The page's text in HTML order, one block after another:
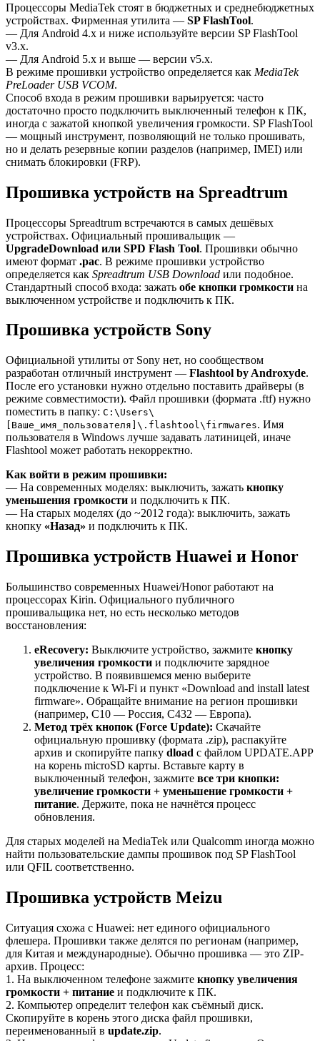
Процессоры MediaTek стоят в бюджетных и среднебюджетных
устройствах. Фирменная утилита — SP FlashTool.
— Для Android 4.x и ниже используйте версии SP FlashTool
v3.x.
— Для Android 5.x и выше — версии v5.x.
В режиме прошивки устройство определяется как MediaTek
PreLoader USB VCOM.
Способ входа в режим прошивки варьируется: часто
достаточно просто подключить выключенный телефон к ПК,
иногда с зажатой кнопкой увеличения громкости. SP FlashTool
— мощный инструмент, позволяющий не только прошивать,
но и делать резервные копии разделов (например, IMEI) или
снимать блокировки (FRP).
Прошивка устройств на Spreadtrum
Процессоры Spreadtrum встречаются в самых дешёвых
устройствах. Официальный прошивальщик —
UpgradeDownload или SPD Flash Tool. Прошивки обычно
имеют формат .pac. В режиме прошивки устройство
определяется как Spreadtrum USB Download или подобное.
Стандартный способ входа: зажать обе кнопки громкости на
выключенном устройстве и подключить к ПК.
Прошивка устройств Sony
Официальной утилиты от Sony нет, но сообществом
разработан отличный инструмент — Flashtool by Androxyde.
После его установки нужно отдельно поставить драйверы (в
режиме совместимости). Файл прошивки (формата .ftf) нужно
поместить в папку: C:\Users\
[Ваше_имя_пользователя]\.flashtool\firmwares. Имя
пользователя в Windows лучше задавать латиницей, иначе
Flashtool может работать некорректно.
Как войти в режим прошивки:
— На современных моделях: выключить, зажать кнопку
уменьшения громкости и подключить к ПК.
— На старых моделях (до ~2012 года): выключить, зажать
кнопку «Назад» и подключить к ПК.
Прошивка устройств Huawei и Honor
Большинство современных Huawei/Honor работают на
процессорах Kirin. Официального публичного
прошивальщика нет, но есть несколько методов
восстановления:
eRecovery: Выключите устройство, зажмите кнопку
увеличения громкости и подключите зарядное
устройство. В появившемся меню выберите
подключение к Wi-Fi и пункт «Download and install latest
firmware». Обращайте внимание на регион прошивки
(например, C10 — Россия, C432 — Европа).
Метод трёх кнопок (Force Update): Скачайте
официальную прошивку (формата .zip), распакуйте
архив и скопируйте папку dload с файлом UPDATE.APP
на корень microSD карты. Вставьте карту в
выключенный телефон, зажмите все три кнопки:
увеличение громкости + уменьшение громкости +
питание. Держите, пока не начнётся процесс
обновления.
Для старых моделей на MediaTek или Qualcomm иногда можно
найти пользовательские дампы прошивок под SP FlashTool
или QFIL соответственно.
Прошивка устройств Meizu
Ситуация схожа с Huawei: нет единого официального
флешера. Прошивки также делятся по регионам (например,
для Китая и международные). Обычно прошивка — это ZIP-
архив. Процесс:
1. На выключенном телефоне зажмите кнопку увеличения
громкости + питание и подключите к ПК.
2. Компьютер определит телефон как съёмный диск.
Скопируйте в корень этого диска файл прошивки,
переименованный в update.zip.